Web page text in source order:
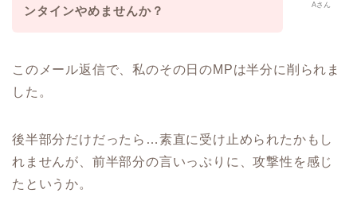
Aさん
ンタインやめませんか？
このメール返信で、私のその日のMPは半分に削られま
した。
後半部分だけだったら…素直に受け止められたかもし
れませんが、前半部分の言いっぷりに、攻撃性を感じ
たというか。